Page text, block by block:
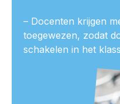
– Docenten krijgen
toegewezen, zodat
schakelen in het